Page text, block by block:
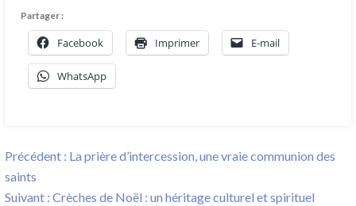
Partager :
Facebook Imprimer E-mail
WhatsApp
Navigation
de
l’article
Précédent : Previous
La prière d’intercession, une vraie communion des
saints
Suivant : Next
Crèches de Noël : un héritage culturel et spirituel